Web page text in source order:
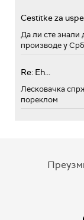
Cestitke za
Да ли сте знали
производе у
Re: Eh...
Лесковачка
пореклом